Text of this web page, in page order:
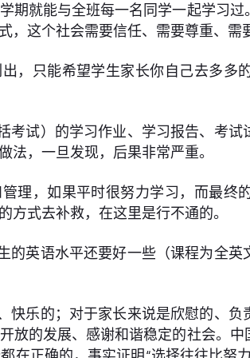
期就能与全班每一名同学一起学习
，这个社会需要信任、需要尊重、
，只能希望学生家长你自己去多多
试）的学习作业、学习报告、考
，一旦发现，后果非常严重。
理，如果平时很努力学习，而最终
式去补救，在这里是行不通的。
英语水平还要好一些（课程为全
乐的；对于家长来说是欣慰的、
放的发展、感谢和谐稳定的社会。